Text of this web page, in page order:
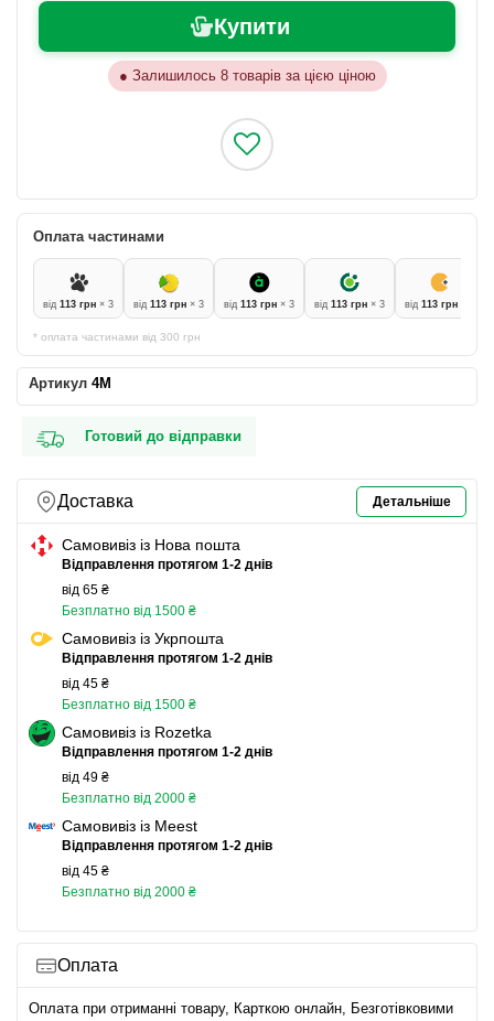
Купити
● Залишилось 8 товарів за цією ціною
Оплата частинами
від 113 грн × 3 від 113 грн × 3 від 113 грн × 3 від 113 грн × 3 від 113 грн
* оплата частинами від 300 грн
Артикул 4М
Готовий до відправки
Доставка Детальніше
Самовивіз із Нова пошта
Відправлення протягом 1-2 днів
від 65 ₴
Безплатно від 1500 ₴
Самовивіз із Укрпошта
Відправлення протягом 1-2 днів
від 45 ₴
Безплатно від 1500 ₴
Самовивіз із Rozetka
Відправлення протягом 1-2 днів
від 49 ₴
Безплатно від 2000 ₴
Самовивіз із Meest
Відправлення протягом 1-2 днів
від 45 ₴
Безплатно від 2000 ₴
Оплата
Оплата при отриманні товару, Карткою онлайн, Безготівковими